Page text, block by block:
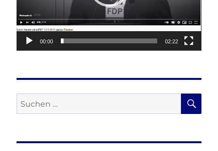
00:00 02:22
Suche
nach: